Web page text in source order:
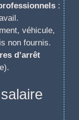
:
véhicule,
non fournis.
d’arrêt